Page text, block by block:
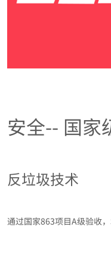
安全-- 国家
反垃圾技术
通过国家863项目A级验收